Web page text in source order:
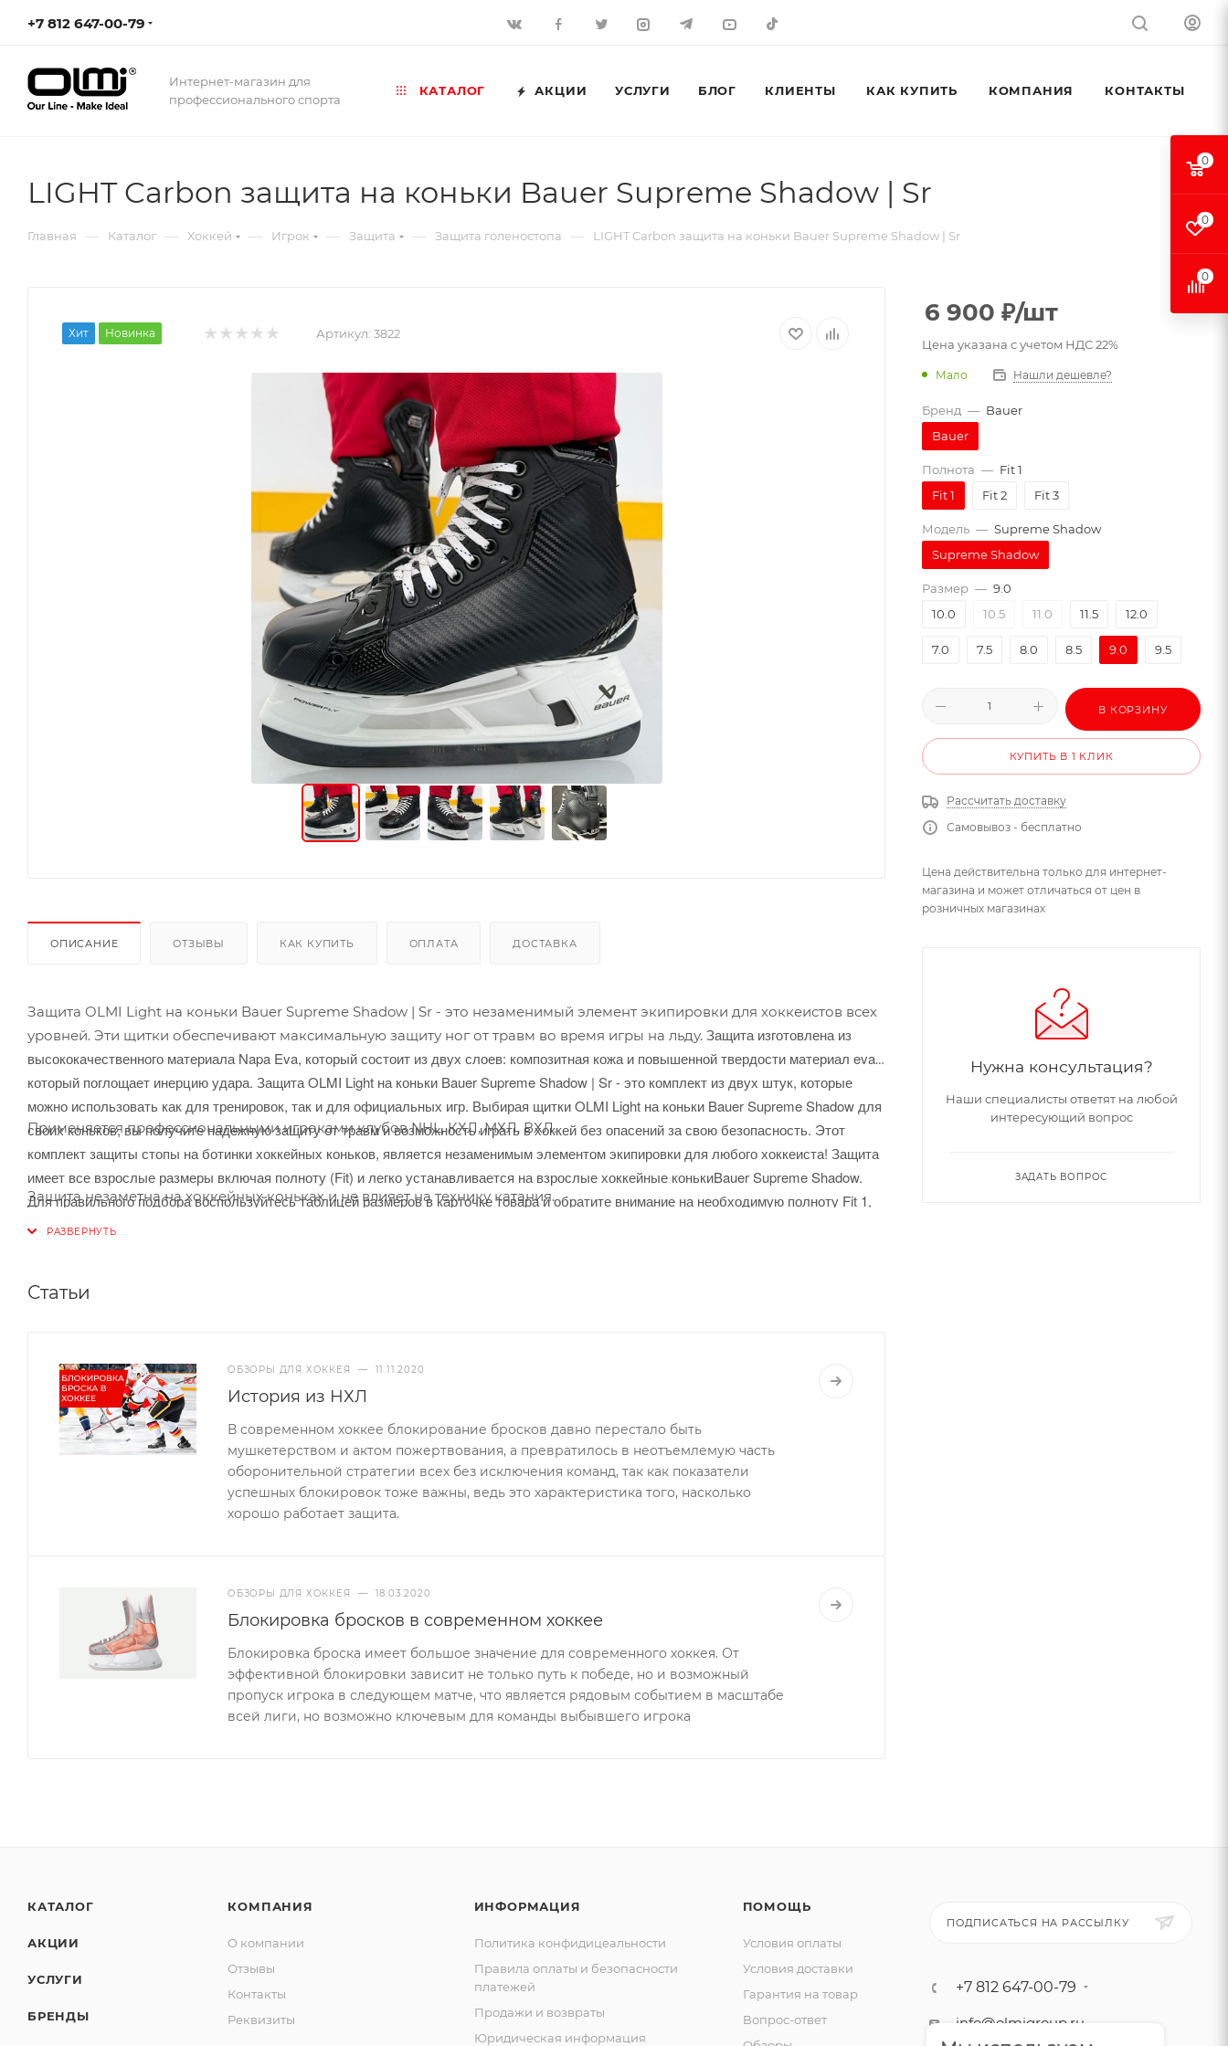
+7 812 647-00-79
Интернет-магазин для
профессионального спорта
КАТАЛОГ АКЦИИ УСЛУГИ БЛОГ КЛИЕНТЫ КАК КУПИТЬ КОМПАНИЯ КОНТАКТЫ
LIGHT Carbon защита на коньки Bauer Supreme Shadow | Sr
Главная — Каталог — Хоккей — Игрок — Защита — Защита голеностопа — LIGHT Carbon защита на коньки Bauer Supreme Shadow | Sr
Хит Новинка Артикул: 3822
ОПИСАНИЕ ОТЗЫВЫ КАК КУПИТЬ ОПЛАТА ДОСТАВКА
Защита OLMI Light на коньки Bauer Supreme Shadow | Sr - это незаменимый элемент экипировки для хоккеистов всех
уровней. Эти щитки обеспечивают максимальную защиту ног от травм во время игры на льду. Защита изготовлена из
высококачественного материала Napa Eva, который состоит из двух слоев: композитная кожа и повышенной твердости материал eva,
который поглощает инерцию удара. Защита OLMI Light на коньки Bauer Supreme Shadow | Sr - это комплект из двух штук, которые
можно использовать как для тренировок, так и для официальных игр. Выбирая щитки OLMI Light на коньки Bauer Supreme Shadow для
своих коньков, вы получите надежную защиту от травм и возможность играть в хоккей без опасений за свою безопасность. Этот
комплект защиты стопы на ботинки хоккейных коньков, является незаменимым элементом экипировки для любого хоккеиста! Защита
имеет все взрослые размеры включая полноту (Fit) и легко устанавливается на взрослые хоккейные конькиBauer Supreme Shadow.
Для правильного подбора воспользуйтесь таблицей размеров в карточке товара и обратите внимание на необходимую полноту Fit 1,
Fit 2, Fit 3.
Применяется профессиональными игроками клубов NHL, КХЛ, МХЛ, ВХЛ.
Защита незаметна на хоккейных коньках и не влияет на технику катания.
Статьи
ОБЗОРЫ ДЛЯ ХОККЕЯ — 11.11.2020
История из НХЛ
В современном хоккее блокирование бросков давно перестало быть
мушкетерством и актом пожертвования, а превратилось в неотъемлемую часть
оборонительной стратегии всех без исключения команд, так как показатели
успешных блокировок тоже важны, ведь это характеристика того, насколько
хорошо работает защита.
ОБЗОРЫ ДЛЯ ХОККЕЯ — 18.03.2020
Блокировка бросков в современном хоккее
Блокировка броска имеет большое значение для современного хоккея. От
эффективной блокировки зависит не только путь к победе, но и возможный
пропуск игрока в следующем матче, что является рядовым событием в масштабе
всей лиги, но возможно ключевым для команды выбывшего игрока
6 900 ₽/шт
Цена указана с учетом НДС 22%
Мало Нашли дешевле?
Бренд — Bauer
Bauer
Полнота — Fit 1
Fit 1
Fit 2 Fit 3
Модель — Supreme Shadow
Supreme Shadow
Размер — 9.0
10.0
10.5 11.0 11.5 12.0
7.0 7.5 8.0 8.5 9.0 9.5
В КОРЗИНУ
КУПИТЬ В 1 КЛИК
Рассчитать доставку
Самовывоз - бесплатно
Цена действительна только для интернет-
магазина и может отличаться от цен в
розничных магазинах
Нужна консультация?
Наши специалисты ответят на любой
интересующий вопрос
ЗАДАТЬ ВОПРОС
КАТАЛОГ
АКЦИИ
УСЛУГИ
БРЕНДЫ
КОМПАНИЯ
О компании
Отзывы
Контакты
Реквизиты
ИНФОРМАЦИЯ
Политика конфидицеальности
Правила оплаты и безопасности
платежей
Продажи и возвраты
Юридическая информация
ПОМОЩЬ
Условия оплаты
Условия доставки
Гарантия на товар
Вопрос-ответ
ПОДПИСАТЬСЯ НА РАССЫЛКУ
+7 812 647-00-79
info@olmigroup.ru
0
0
0